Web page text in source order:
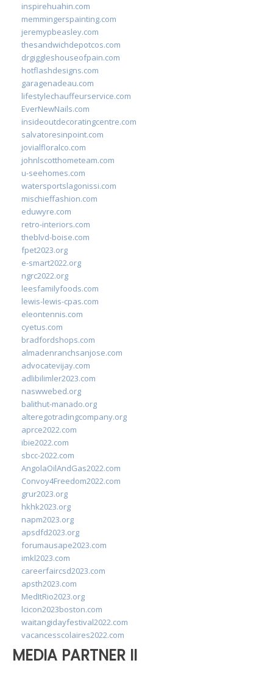
inspirehuahin.com
memmingerspainting.com
jeremypbeasley.com
thesandwichdepotcos.com
drgiggleshouseofpain.com
hotflashdesigns.com
garagenadeau.com
lifestylechauffeurservice.com
EverNewNails.com
insideoutdecoratingcentre.com
salvatoresinpoint.com
jovialfloralco.com
johnlscotthometeam.com
u-seehomes.com
watersportslagonissi.com
mischieffashion.com
eduwyre.com
retro-interiors.com
theblvd-boise.com
fpet2023.org
e-smart2022.org
ngrc2022.org
leesfamilyfoods.com
lewis-lewis-cpas.com
eleontennis.com
cyetus.com
bradfordshops.com
almadenranchsanjose.com
advocatevijay.com
adlibilimler2023.com
naswwebed.org
balithut-manado.org
alteregotradingcompany.org
aprce2022.com
ibie2022.com
sbcc-2022.com
AngolaOilAndGas2022.com
Convoy4Freedom2022.com
grur2023.org
hkhk2023.org
napm2023.org
apsdfd2023.org
forumausape2023.com
imkl2023.com
careerfaircsd2023.com
apsth2023.com
MedItRio2023.org
lcicon2023boston.com
waitangidayfestival2022.com
vacancesscolaires2022.com
MEDIA PARTNER II